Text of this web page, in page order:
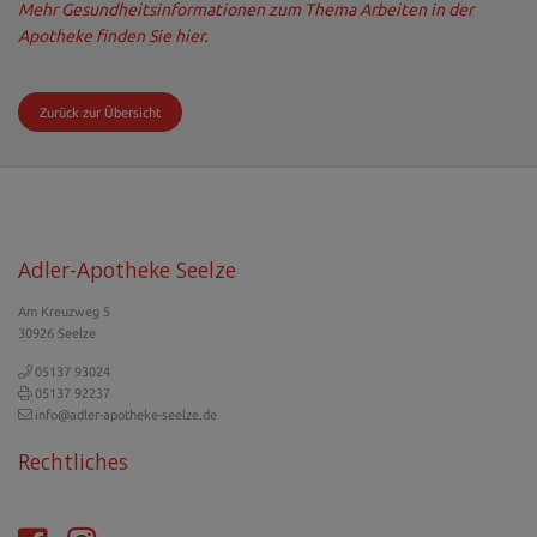
Zurück zur Übersicht
Mehr Gesundheitsinformationen zum Thema Arbeiten in der
Apotheke finden Sie hier.
Adler-Apotheke Seelze
Am Kreuzweg 5
30926 Seelze
05137 93024
05137 92237
info@adler-apotheke-seelze.de
Rechtliches